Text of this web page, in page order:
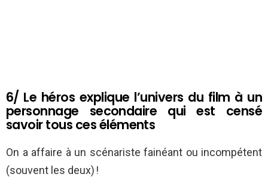
6/ Le héros explique l’univers du film à un
personnage secondaire qui est censé
savoir tous ces éléments
On a affaire à un scénariste fainéant ou incompétent
(souvent les deux) !